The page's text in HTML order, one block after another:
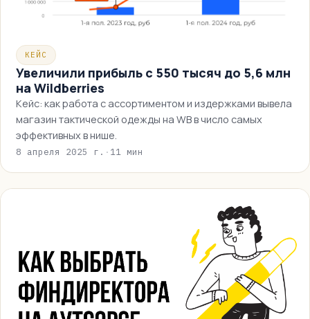
КЕЙС
Увеличили прибыль с 550 тысяч до 5,6 млн
на Wildberries
Кейс: как работа с ассортиментом и издержками вывела
магазин тактической одежды на WB в число самых
эффективных в нише.
8 апреля 2025 г. · 11 мин